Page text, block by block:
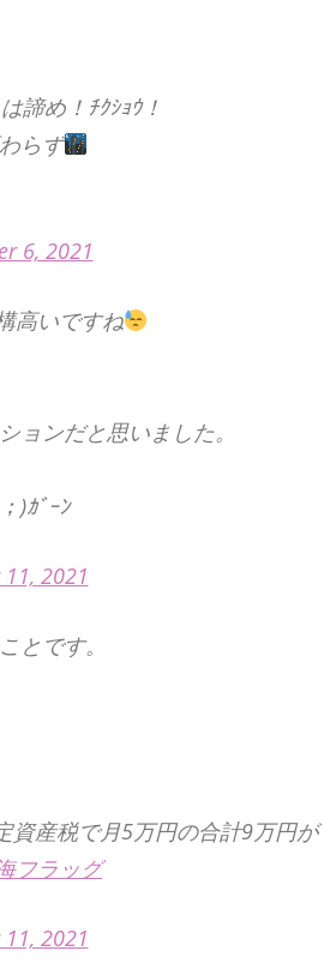
諦め！ﾁｸｼｮｳ！
らず
6, 2021
高いですね
ョンだと思いました。
)ｶﾞｰﾝ
2021
とです。
資産税で月5万円の合計9万円が
フラッグ
2021